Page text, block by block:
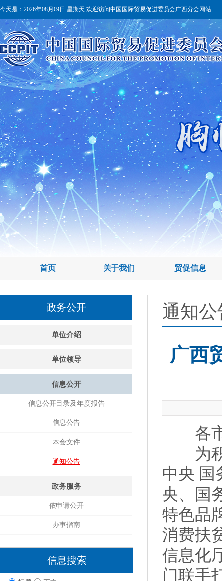
今天是： 2026年08月09日 星期天 欢迎访问中国国际贸易促进委员会广西分会网站
首页 关于我们 贸促信息
政务公开
单位介绍
单位领导
信息公开
信息公开目录及年度报告
信息公告
本会文件
通知公告
政务服务
依申请公开
办事指南
信息搜索
通知公
广西
各市
为积
中央 国
央、国
特色品
消费扶
信息化
门联手